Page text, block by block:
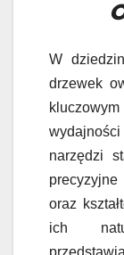
W
drzewek
wydajności
narzędzi
oraz
ich